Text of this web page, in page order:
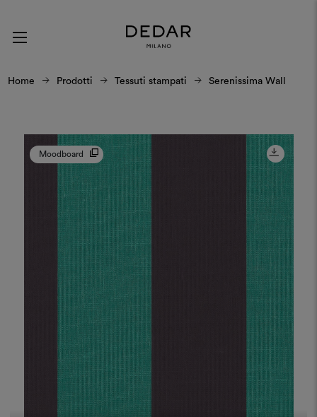
Home Prodotti Tessuti stampati Serenissima Wall
Moodboard